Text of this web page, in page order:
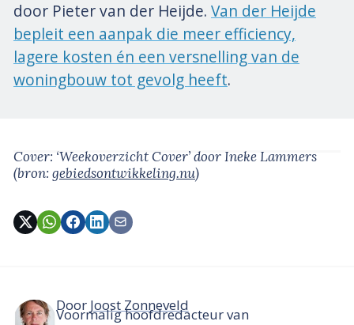
door Pieter van der Heijde. Van der Heijde
bepleit een aanpak die meer efficiency,
lagere kosten én een versnelling van de
woningbouw tot gevolg heeft.
Cover: ‘Weekoverzicht Cover’door Ineke Lammers
(bron: gebiedsontwikkeling.nu)
Door Joost Zonneveld
Voormalig hoofdredacteur van